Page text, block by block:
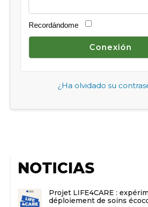
Recordándome
¿Ha olvidado su
NOTICIAS
Projet LIFE4CARE :
déploiement de soins